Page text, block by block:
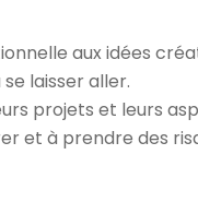
aux idées
laisser aller.
projets et leurs
et à prendre des